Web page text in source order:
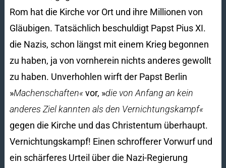
Rom hat die Kirche vor Ort und ihre Millionen von
Gläubigen. Tatsächlich beschuldigt Papst Pius XI.
die Nazis, schon längst mit einem Krieg begonnen
zu haben, ja von vornherein nichts anderes gewollt
zu haben. Unverhohlen wirft der Papst Berlin
»Machenschaften«vor, »die von Anfang an kein
anderes Ziel kannten als den Vernichtungskampf«
gegen die Kirche und das Christentum überhaupt.
Vernichtungskampf! Einen schrofferer Vorwurf und
ein schärferes Urteil über die Nazi-Regierung